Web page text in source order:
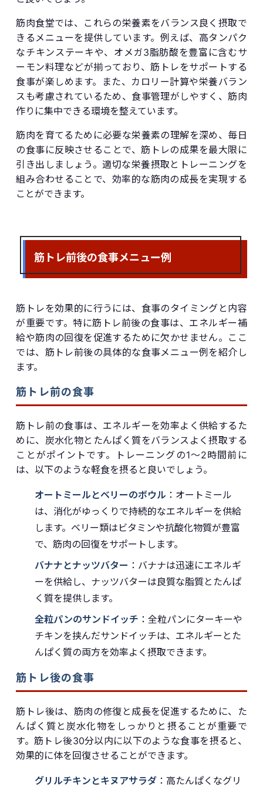
筋肉食堂では、これらの栄養素をバランス良く摂取で
きるメニューを提供しています。例えば、高タンパク
なチキンステーキや、オメガ3脂肪酸を豊富に含むサ
ーモン料理などが揃っており、筋トレをサポートする
食事が楽しめます。また、カロリー計算や栄養バラン
スも考慮されているため、食事管理がしやすく、筋肉
作りに集中できる環境を整えています。
筋肉を育てるために必要な栄養素の理解を深め、毎日
の食事に反映させることで、筋トレの成果を最大限に
引き出しましょう。適切な栄養摂取とトレーニングを
組み合わせることで、効率的な筋肉の成長を実現する
ことができます。
筋トレ前後の食事メニュー例
筋トレを効果的に行うには、食事のタイミングと内容
が重要です。特に筋トレ前後の食事は、エネルギー補
給や筋肉の回復を促進するために欠かせません。ここ
では、筋トレ前後の具体的な食事メニュー例を紹介し
ます。
筋トレ前の食事
筋トレ前の食事は、エネルギーを効率よく供給するた
めに、炭水化物とたんぱく質をバランスよく摂取する
ことがポイントです。トレーニングの1〜2時間前に
は、以下のような軽食を摂ると良いでしょう。
オートミールとベリーのボウル ：オートミール
は、消化がゆっくりで持続的なエネルギーを供給
します。ベリー類はビタミンや抗酸化物質が豊富
で、筋肉の回復をサポートします。
バナナとナッツバター ：バナナは迅速にエネルギ
ーを供給し、ナッツバターは良質な脂質とたんぱ
く質を提供します。
全粒パンのサンドイッチ ：全粒パンにターキーや
チキンを挟んだサンドイッチは、エネルギーとた
んぱく質の両方を効率よく摂取できます。
筋トレ後の食事
筋トレ後は、筋肉の修復と成長を促進するために、た
んぱく質と炭水化物をしっかりと摂ることが重要で
す。筋トレ後30分以内に以下のような食事を摂ると、
効果的に体を回復させることができます。
グリルチキンとキヌアサラダ ：高たんぱくなグリ